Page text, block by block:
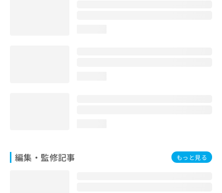
編集・監修記事 もっと見る